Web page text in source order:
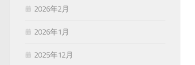
2026年2月
2026年1月
2025年12月